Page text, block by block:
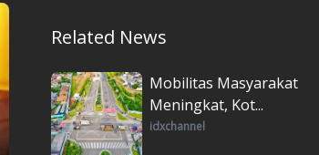
Related News
Mobilitas Masyarakat
Meningkat, Kot...
idxchannel